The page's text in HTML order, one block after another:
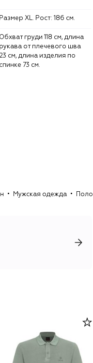
Размер XL. Рост: 186 см.
Обхват груди 118 см, длина
рукава от плечевого шва
23 см, длина изделия по
спинке 73 см.
Мужская одежда